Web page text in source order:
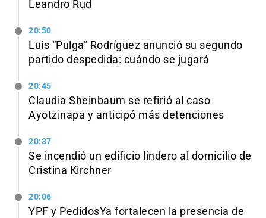
Leandro Rud
20:50
Luis “Pulga” Rodríguez anunció su segundo
partido despedida: cuándo se jugará
20:45
Claudia Sheinbaum se refirió al caso
Ayotzinapa y anticipó más detenciones
20:37
Se incendió un edificio lindero al domicilio de
Cristina Kirchner
20:06
YPF y PedidosYa fortalecen la presencia de